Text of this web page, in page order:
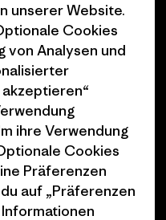
program
Österreich
unserer Website.
Cookies
von Analysen und
ihre Verwendung
Cookies
Präferenzen
auf „Präferenzen